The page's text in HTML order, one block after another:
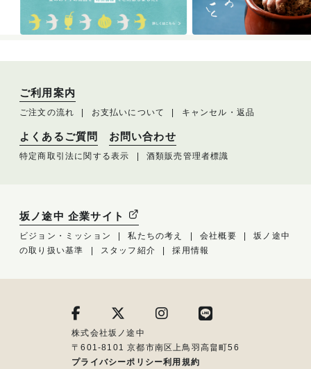
ご利用案内
ご注文の流れ お支払いについて キャンセル・返品
よくあるご質問 お問い合わせ
特定商取引法に関する表示 酒類販売管理者標識
坂ノ途中 企業サイト
ビジョン・ミッション 私たちの考え 会社概要
坂ノ途中
の取り扱い基準
スタッフ紹介 採用情報
株式会社坂ノ途中
〒601-8101 京都市南区上鳥羽高畠町56
プライバシーポリシー利用規約